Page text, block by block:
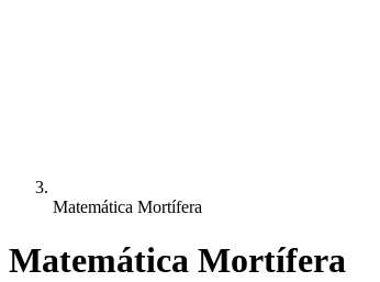
Matemática Mortífera
Matemática Mortífera